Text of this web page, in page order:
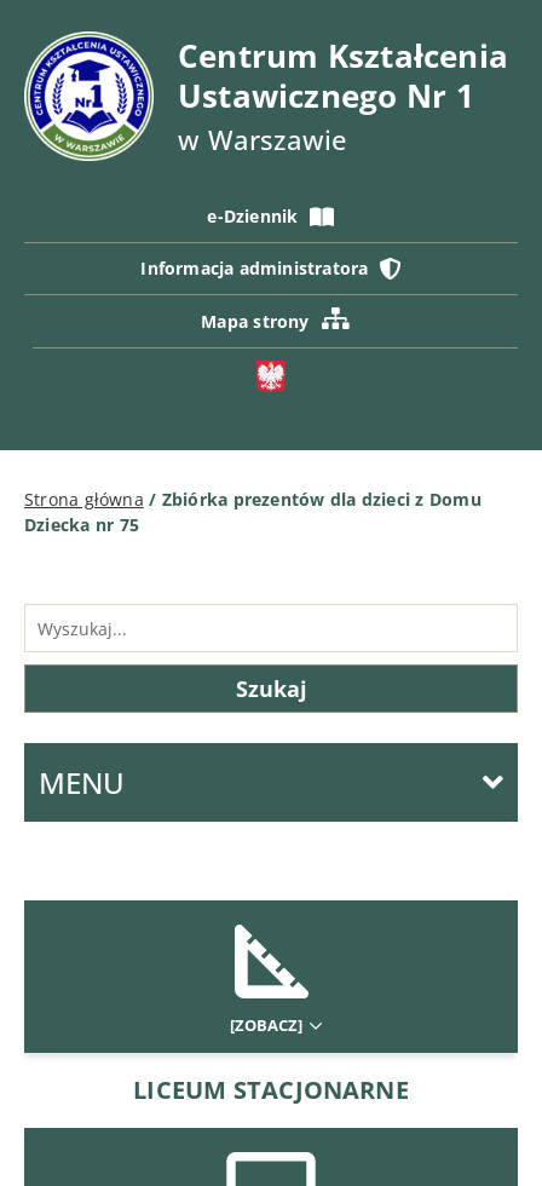
Centrum Kształcenia
Ustawicznego Nr 1
w Warszawie
e-Dziennik
Informacja administratora
Mapa strony
Strona główna / Zbiórka prezentów dla dzieci z Domu
Dziecka nr 75
MENU
[ZOBACZ]
LICEUM STACJONARNE